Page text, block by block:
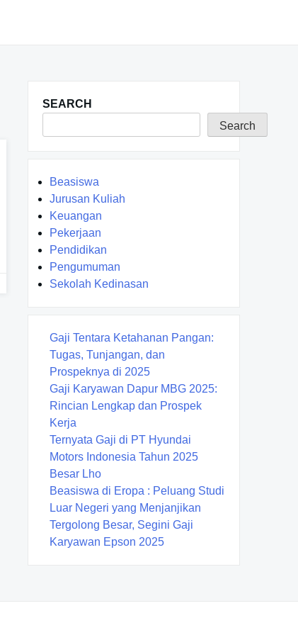
SEARCH
Search
Beasiswa
Jurusan Kuliah
Keuangan
Pekerjaan
Pendidikan
Pengumuman
Sekolah Kedinasan
Gaji Tentara Ketahanan Pangan:
Tugas, Tunjangan, dan
Prospeknya di 2025
Gaji Karyawan Dapur MBG 2025:
Rincian Lengkap dan Prospek
Kerja
Ternyata Gaji di PT Hyundai
Motors Indonesia Tahun 2025
Besar Lho
Beasiswa di Eropa : Peluang Studi
Luar Negeri yang Menjanjikan
Tergolong Besar, Segini Gaji
Karyawan Epson 2025